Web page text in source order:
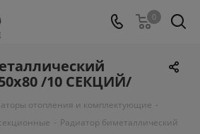
0
/10 СЕКЦИЙ/
отопления и комплектующие -
- Радиатор биметаллический